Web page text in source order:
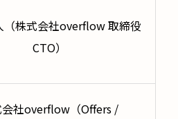
（株式会社overflow 取締役
CTO）
社overflow（Offers /